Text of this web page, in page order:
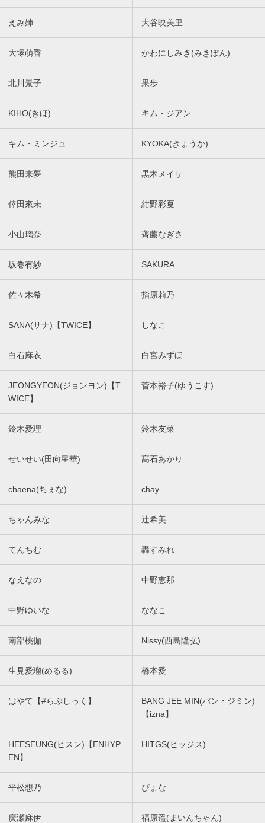
えみ姉 大谷映美里
大塚萌香 かわにしみき(みきぽん)
北川景子 果歩
KIHO(きほ) キム・ジアン
キム・ミンジュ KYOKA(きょうか)
熊田来夢 黒木メイサ
倖田來未 紺野彩夏
小山璃奈 齊藤なぎさ
坂巻有紗 SAKURA
佐々木希 指原莉乃
SANA(サナ)【TWICE】 しなこ
白石麻衣 白宮みずほ
JEONGYEON(ジョンヨン)【T
WICE】
菅本裕子(ゆうこす)
鈴木愛理 鈴木友菜
せいせい(田向星華) 髙石あかり
chaena(ちぇな) chay
ちゃんみな 辻希美
てんちむ 轟すみれ
なえなの 中野恵那
中野ゆいな ななこ
南部桃伽 Nissy(西島隆弘)
生見愛瑠(めるる) 橋本愛
はやて【#らぶしっく】
BANG JEE MIN(バン・ジミン)
【izna】
HEESEUNG(ヒスン)【ENHYP
EN】
HITGS(ヒッジス)
平松想乃 ぴょな
廣瀬麻伊 福原遥(まいんちゃん)